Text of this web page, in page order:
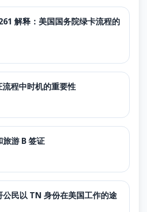
解释：美国国务院绿卡流程的
流程中时机的重要性
旅游 B 签证
公民以 TN 身份在美国工作的途